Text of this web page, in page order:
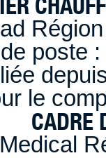
poste
le
CADRE